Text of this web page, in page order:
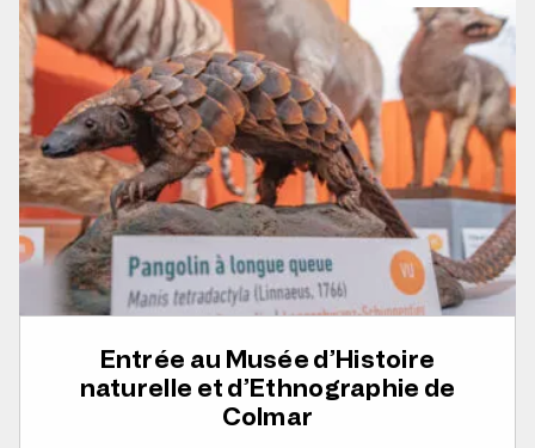
Entrée au Musée d’Histoire
naturelle et d’Ethnographie de
Colmar